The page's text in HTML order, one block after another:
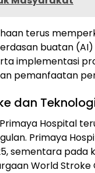
terus
buatan (AI)
implementasi
pemanfaatan
dan
Hospital
Primaya
sementara pada
World Stroke